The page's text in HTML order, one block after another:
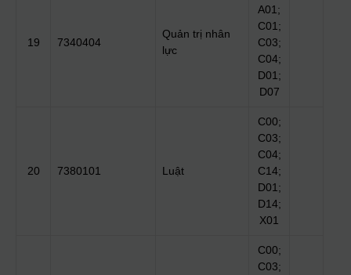
19 7340404
Quản trị nhân
lực
A01;
C01;
C03;
C04;
D01;
D07
20 7380101 Luật
C00;
C03;
C04;
C14;
D01;
D14;
X01
C00;
C03;